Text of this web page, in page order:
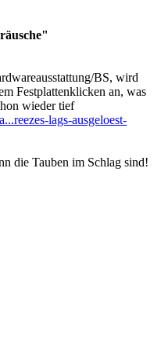
BS, wird
Festplattenklicken an, was
wieder tief
lags-ausgeloest-
die Tauben im Schlag sind!